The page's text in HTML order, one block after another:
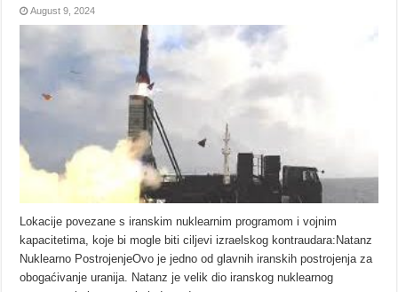
August 9, 2024
Lokacije povezane s iranskim nuklearnim programom i vojnim
kapacitetima, koje bi mogle biti ciljevi izraelskog kontraudara:Natanz
Nuklearno PostrojenjeOvo je jedno od glavnih iranskih postrojenja za
obogaćivanje uranija. Natanz je velik dio iranskog nuklearnog